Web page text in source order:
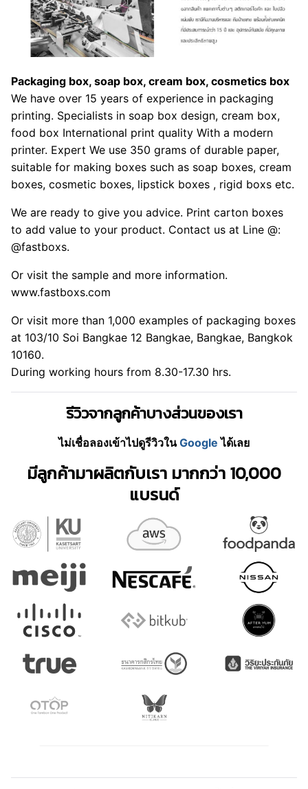
Packaging box, soap box, cream box, cosmetics box
We have over 15 years of experience in packaging
printing. Specialists in soap box design, cream box,
food box International print quality With a modern
printer. Expert We use 350 grams of durable paper,
suitable for making boxes such as soap boxes, cream
boxes, cosmetic boxes, lipstick boxes , rigid boxs etc.
We are ready to give you advice. Print carton boxes
to add value to your product. Contact us at Line @:
@fastboxs.
Or visit the sample and more information.
www.fastboxs.com
Or visit more than 1,000 examples of packaging boxes
at 103/10 Soi Bangkae 12 Bangkae, Bangkae, Bangkok
10160.
During working hours from 8.30-17.30 hrs.
รีวิวจากลูกค้าบางส่วนของเรา
ไม่เชื่อลองเข้าไปดูรีวิวในGoogle ได้เลย
มีลูกค้ามาผลิตกับเรา มากกว่า 10,000
แบรนด์